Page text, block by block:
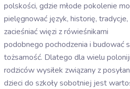
polskości, gdzie młode pokolenie
pielęgnować język, historię, tradycje,
zacieśniać więzi z rówieśnikami
podobnego pochodzenia i budować
tożsamość. Dlatego dla wielu
rodziców wysiłek związany z
dzieci do szkoły sobotniej jest